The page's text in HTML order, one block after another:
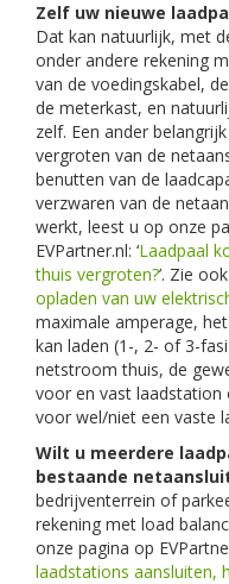
Zelf uw nieuwe
Dat kan natuurlijk, met
onder andere rekening
van de voedingskabel,
de meterkast, en
zelf. Een ander
vergroten van de
benutten van de
verzwaren van de
werkt, leest u op onze
EVPartner.nl: ‘Laadpaal
thuis vergroten?’. Zie
opladen van uw
maximale amperage,
kan laden (1-, 2- of 3-
netstroom thuis, de
voor en vast
voor wel/niet een vaste
Wilt u meerdere
bestaande
bedrijventerrein of
rekening met load
onze pagina op
laadstations aansluiten,